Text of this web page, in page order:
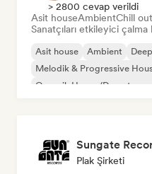
> 2800 cevap verildi
Asit houseAmbientChill out
Sanatçıları etkileyici
Asit house Ambient
Melodik & Progressive
Organik House/Downtempo
Sungate
Plak Şirketi